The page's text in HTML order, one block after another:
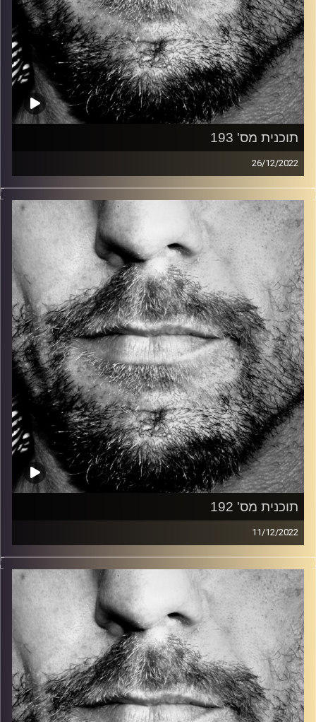
תוכנית מס' 193
26/12/2022
זיפים, מוזיקה מחוספסת של הופעות חיות. הרבה ג'אם, רוק,
בלוז, bluegrass, ג'אז, Fאנק, פרוגרסיב ואפילו אלקטרוניקה.
כל מה שחי, אמיתי ונושם.
עם שמוליק רגב.
קרדיט תמונות: David Goehring
תוכנית מס' 192
11/12/2022
זיפים, מוזיקה מחוספסת של הופעות חיות. הרבה ג'אם, רוק,
בלוז, bluegrass, ג'אז, Fאנק, פרוגרסיב ואפילו אלקטרוניקה.
כל מה שחי, אמיתי ונושם.
עם שמוליק רגב.
קרדיט תמונות: David Goehring